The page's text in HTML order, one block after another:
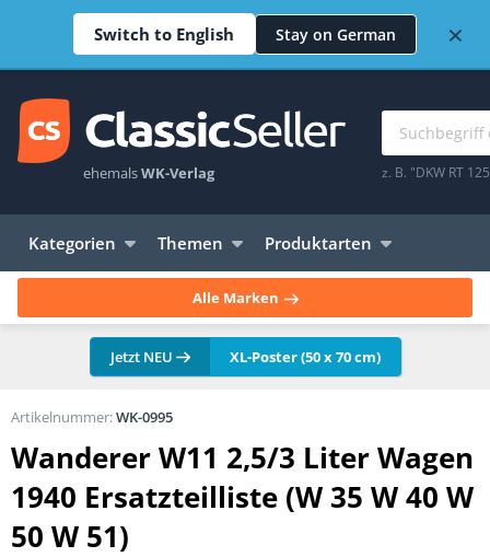
Switch to English Stay on German ×
ehemalsWK-Verlag z. B. "DKW RT
Kategorien Themen Produktarten
Alle Marken
Jetzt NEU XL-Poster (50 x 70 cm)
Wanderer W11 2,5/3 Liter Wagen
1940 Ersatzteilliste (W 35 W 40 W
50 W 51)
Artikelnummer:WK-0995